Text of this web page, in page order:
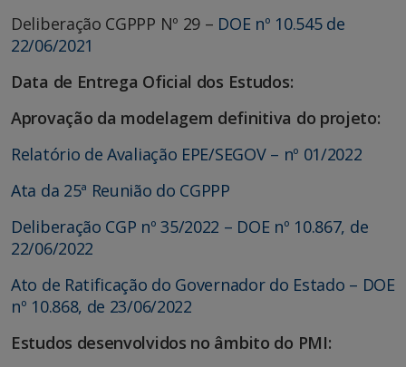
Deliberação CGPPP Nº 29 – DOE nº 10.545 de
22/06/2021
Data de Entrega Oficial dos Estudos:
Aprovação da modelagem definitiva do projeto:
Relatório de Avaliação EPE/SEGOV – nº 01/2022
Ata da 25ª Reunião do CGPPP
Deliberação CGP nº 35/2022 – DOE nº 10.867, de
22/06/2022
Ato de Ratificação do Governador do Estado – DOE
nº 10.868, de 23/06/2022
Estudos desenvolvidos no âmbito do PMI: